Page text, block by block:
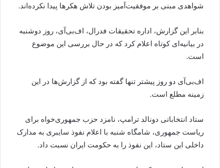
شواهدی مبنی بر موفقیت‌آمیز بودن تلاش هکرها پیدا نکرده‌اند.
بنابر این گزارش، اداره تحقیقات فدرال، اف‌بی‌آی، روز دوشنبه
در بیانیه‌ای کوتاه اعلام کرد که در حال بررسی این موضوع
است.
اف‌بی‌آی دو روز پیشتر تنها گفته بود که از گزارش‌ها در این
زمینه مطلع است.
ستاد انتخاباتی دونالد ترامپ، نامزد حزب جمهوری‌خواه برای
ریاست جمهوری، شامگاه شنبه با اعلام نفوذ سایبری به مدارک
داخلی این ستاد، این نفوذ را به حکومت ایران نسبت داد.